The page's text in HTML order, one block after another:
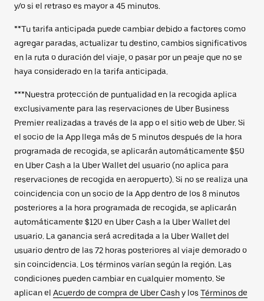
y/o si el retraso es mayor a 45 minutos.
**Tu tarifa anticipada puede cambiar debido a factores como
agregar paradas, actualizar tu destino, cambios significativos
en la ruta o duración del viaje, o pasar por un peaje que no se
haya considerado en la tarifa anticipada.
***Nuestra protección de puntualidad en la recogida aplica
exclusivamente para las reservaciones de Uber Business
Premier realizadas a través de la app o el sitio web de Uber. Si
el socio de la App llega más de 5 minutos después de la hora
programada de recogida, se aplicarán automáticamente $50
en Uber Cash a la Uber Wallet del usuario (no aplica para
reservaciones de recogida en aeropuerto). Si no se realiza una
coincidencia con un socio de la App dentro de los 8 minutos
posteriores a la hora programada de recogida, se aplicarán
automáticamente $120 en Uber Cash a la Uber Wallet del
usuario. La ganancia será acreditada a la Uber Wallet del
usuario dentro de las 72 horas posteriores al viaje demorado o
sin coincidencia. Los términos varían según la región. Las
condiciones pueden cambiar en cualquier momento. Se
aplican el Acuerdo de compra de Uber Cashy los Términos de